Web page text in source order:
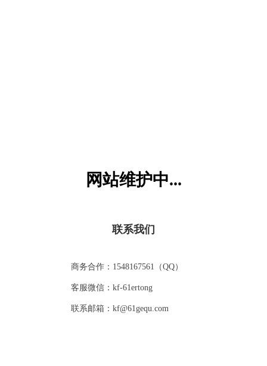
网站维护中...
联系我们
商务合作：1548167561（QQ）
客服微信：kf-61ertong
联系邮箱：kf@61gequ.com